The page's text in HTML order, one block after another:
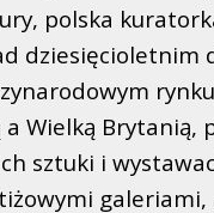
polska
dziesięcioletnim
a Wielką Brytanią,
sztuki i